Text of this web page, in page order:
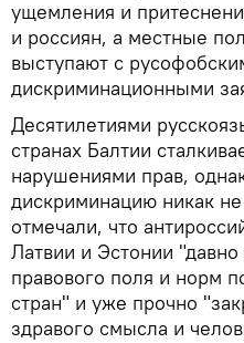
ущемления и
и россиян, а местные
выступают с
дискриминационными
Десятилетиями
странах Балтии
нарушениями прав,
дискриминацию никак
отмечали, что
Латвии и Эстонии
правового поля и норм
стран" и уже прочно
здравого смысла и